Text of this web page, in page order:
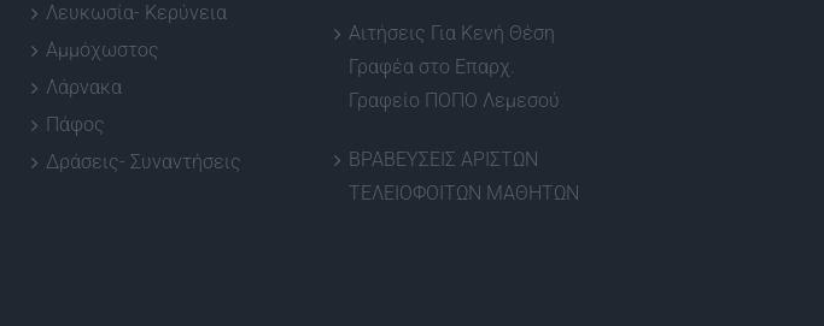
Λευκωσία- Κερύνεια
Αμμόχωστος
Λάρνακα
Πάφος
Δράσεις- Συναντήσεις
Αιτήσεις Για Κενή Θέση
Γραφέα στο Επαρχ.
Γραφείο ΠΟΠΟ Λεμεσού
ΒΡΑΒΕΥΣΕΙΣ ΑΡΙΣΤΩΝ
ΤΕΛΕΙΟΦΟΙΤΩΝ ΜΑΘΗΤΩΝ